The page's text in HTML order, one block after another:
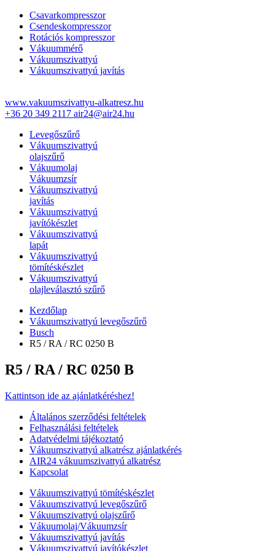
Csavarkompresszor
Csendeskompresszor
Rotációs kompresszor
Vákuummérő
Vákuumszivattyú
Vákuumszivattyú javítás
www.vakuumszivattyu-alkatresz.hu
+36 20 349 2117 air24@air24.hu
Levegőszűrő
Vákuumszivattyú
olajszűrő
Vákuumolaj
Vákuumzsír
Vákuumszivattyú
javítás
Vákuumszivattyú
javítókészlet
Vákuumszivattyú
lapát
Vákuumszivattyú
tömítéskészlet
Vákuumszivattyú
olajleválasztó szűrő
Kezdőlap
Vákuumszivattyú levegőszűrő
Busch
R5 / RA / RC 0250 B
R5 / RA / RC 0250 B
Kattintson ide az ajánlatkéréshez!
Általános szerződési feltételek
Felhasználási feltételek
Adatvédelmi tájékoztató
Vákuumszivattyú alkatrész ajánlatkérés
AIR24 vákuumszivattyú alkatrész
Kapcsolat
Vákuumszivattyú tömítéskészlet
Vákuumszivattyú levegőszűrő
Vákuumszivattyú olajszűrő
Vákuumolaj/Vákuumzsír
Vákuumszivattyú javítás
Vákuumszivattyú javítókészlet